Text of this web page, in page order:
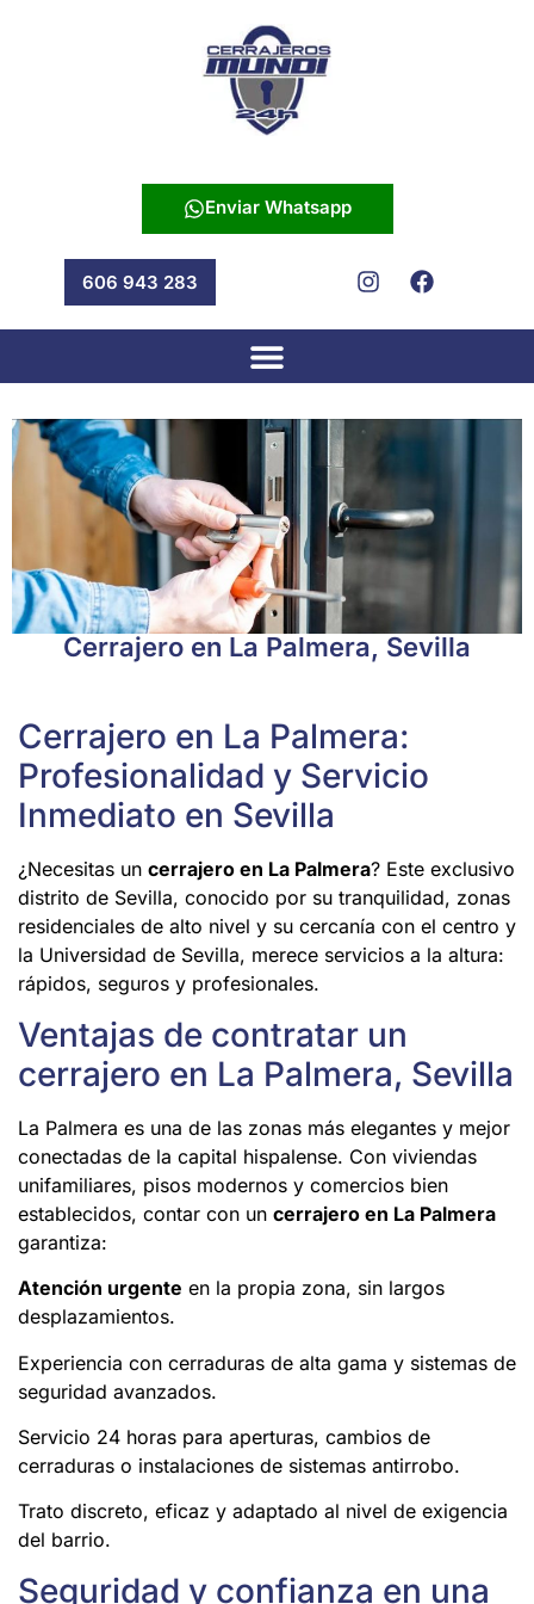
Enviar Whatsapp
606 943 283
Cerrajero en La Palmera, Sevilla
Cerrajero en La Palmera:
Profesionalidad y Servicio
Inmediato en Sevilla
¿Necesitas un cerrajero en La Palmera? Este exclusivo
distrito de Sevilla, conocido por su tranquilidad, zonas
residenciales de alto nivel y su cercanía con el centro y
la Universidad de Sevilla, merece servicios a la altura:
rápidos, seguros y profesionales.
Ventajas de contratar un
cerrajero en La Palmera, Sevilla
La Palmera es una de las zonas más elegantes y mejor
conectadas de la capital hispalense. Con viviendas
unifamiliares, pisos modernos y comercios bien
establecidos, contar con un cerrajero en La Palmera
garantiza:
Atención urgente en la propia zona, sin largos
desplazamientos.
Experiencia con cerraduras de alta gama y sistemas de
seguridad avanzados.
Servicio 24 horas para aperturas, cambios de
cerraduras o instalaciones de sistemas antirrobo.
Trato discreto, eficaz y adaptado al nivel de exigencia
del barrio.
Seguridad y confianza en una